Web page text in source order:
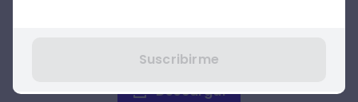
Descargar
Suscribirme